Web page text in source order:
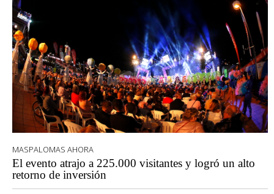
MASPALOMAS AHORA
El evento atrajo a 225.000 visitantes y logró un alto
retorno de inversión